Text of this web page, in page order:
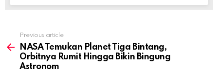
more
Previous article
NASA Temukan Planet Tiga Bintang,
Orbitnya Rumit Hingga Bikin Bingung
Astronom